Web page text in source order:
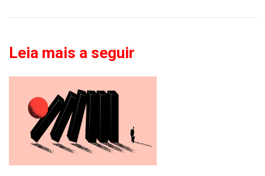
Leia mais a seguir